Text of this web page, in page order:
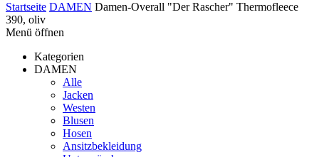
Startseite DAMEN Damen-Overall "Der Rascher" Thermofleece
390, oliv
Menü öffnen
Kategorien
DAMEN
Alle
Jacken
Westen
Blusen
Hosen
Ansitzbekleidung